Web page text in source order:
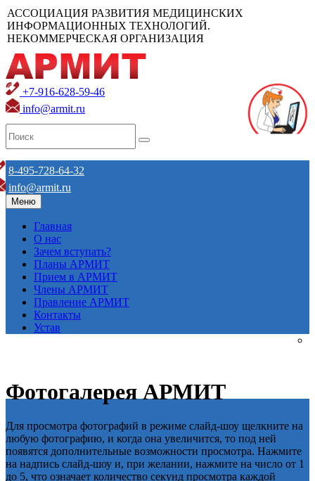
АССОЦИАЦИЯ РАЗВИТИЯ МЕДИЦИНСКИХ
ИНФОРМАЦИОННЫХ ТЕХНОЛОГИЙ.
НЕКОММЕРЧЕСКАЯ ОРГАНИЗАЦИЯ
+7-916-628-59-46
info@armit.ru
8-495-728-64-32
info@armit.ru
Меню
Главная
О нас
Зачем вступать?
Планы АРМИТ
Прием в АРМИТ
Члены АРМИТ
Правление АРМИТ
Контакты
Устав
Фотогалерея АРМИТ
Для просмотра фотографий в режиме слайд-шоу щелкните на
любую фотографию, и когда она увеличится, то под ней
появятся дополнительные возможности просмотра. Нажмите
на надпись слайд-шоу и, при желании, нажмите на число от 1
до 5, что означает количество секунд просмотра каждой